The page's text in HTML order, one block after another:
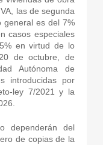
las de segunda
general es del 7%
casos especiales
en virtud de lo
de octubre, de
Autónoma de
introducidas por
ley 7/2021 y la
dependerán del
de copias de la